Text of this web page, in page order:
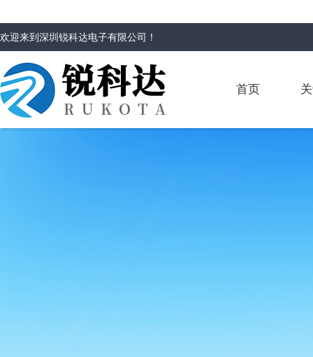
欢迎来到深圳锐科达电子有限公司 ！
首页